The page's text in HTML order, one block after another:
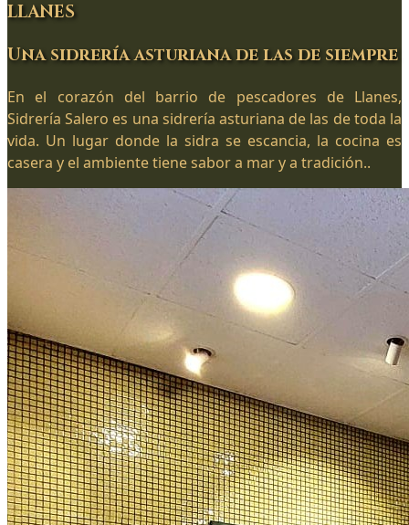
LLANES
Una sidrería asturiana de las de siempre
En el corazón del barrio de pescadores de Llanes,
Sidrería Salero es una sidrería asturiana de las de toda la
vida. Un lugar donde la sidra se escancia, la cocina es
casera y el ambiente tiene sabor a mar y a tradición..